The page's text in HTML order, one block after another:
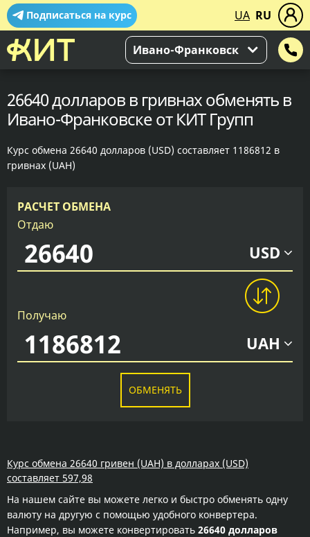
Подписаться на курс UA RU
Ивано-Франковск
26640 долларов в гривнах обменять в
Ивано-Франковске от КИТ Групп
Курс обмена 26640 долларов (USD) составляет 1186812 в
гривнах (UAH)
РАСЧЕТ ОБМЕНА
Отдаю
USD
Получаю
UAH
ОБМЕНЯТЬ
Курс обмена 26640 гривен (UAH) в долларах (USD)
составляет 597,98
На нашем сайте вы можете легко и быстро обменять одну
валюту на другую с помощью удобного конвертера.
Например, вы можете конвертировать 26640 долларов